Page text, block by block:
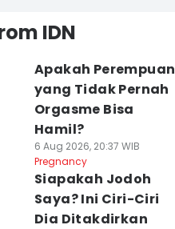
IDN
Apakah Perempuan
yang Tidak Pernah
Orgasme Bisa
Hamil?
6 Aug 2026, 20:37 WIB
Pregnancy
Siapakah Jodoh
Saya? Ini Ciri-Ciri
Dia Ditakdirkan